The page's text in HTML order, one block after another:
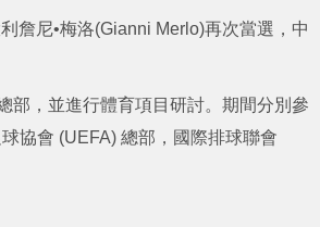
詹尼•梅洛(Gianni Merlo)再次當選，中
部，並進行體育項目研討。期間分別參
協會 (UEFA) 總部，國際排球聯會